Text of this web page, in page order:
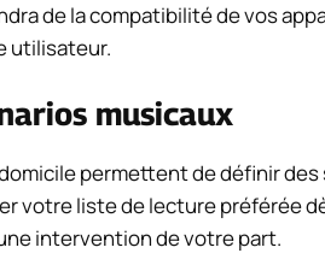
de la compatibilité de vos
utilisateur.
musicaux
permettent de définir des
votre liste de lecture préférée
intervention de votre part.